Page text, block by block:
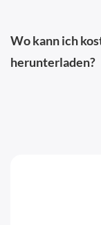
Wo kann ich
herunterladen?